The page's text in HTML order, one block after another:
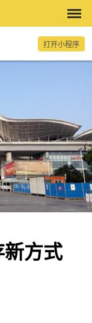
打开小程序
方式